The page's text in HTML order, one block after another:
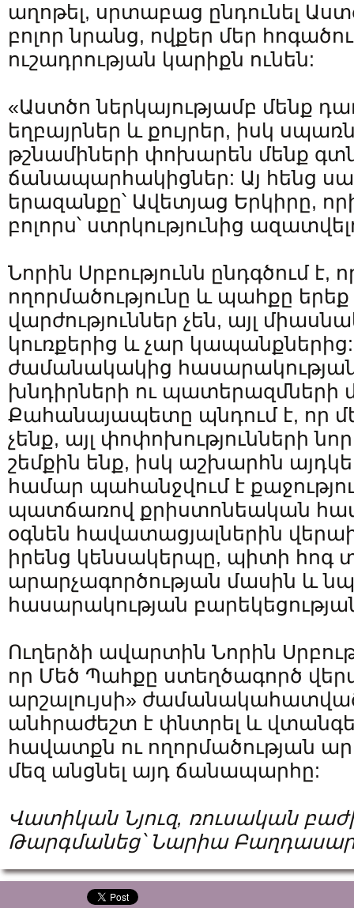
աղոթել, սրտաբաց ընդունել
բոլոր նրանց, ովքեր մեր
ուշադրության կարիքն ունեն:
«Աստծո ներկայությամբ մենք
եղբայրներ և քույրեր, իսկ
թշնամիների փոխարեն մենք
ճանապարհակիցներ: Այ հենց
երազանքը՝ Ավետյաց Երկիրը,
բոլորս՝ ստրկությունից
Նորին Սրբությունն ընդգծում է,
ողորմածությունը և պահքը
վարժություններ չեն, այլ
կուռքերից և չար կապանքներից:
ժամանակակից
խնդիրների ու պատերազմների
Քահանայապետը պնդում է, որ
չենք, այլ փոփոխությունների
շեմքին ենք, իսկ աշխարհն
համար պահանջվում է
պատճառով քրիստոնեական
օգնեն հավատացյալներին
իրենց կենսակերպը, պիտի հոգ
արարչագործության մասին և
հասարակության
Ուղերձի ավարտին Նորին
որ Մեծ Պահքը ստեղծագործ
արշալույսի»
անհրաժեշտ է փնտրել և
հավատքն ու ողորմածության
մեզ անցնել այդ ճանապարհը:
Վատիկան Նյուզ, ռուսական
Թարգմանեց՝ Նարիա